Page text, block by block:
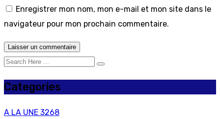
Enregistrer mon nom, mon e-mail et mon site dans le
navigateur pour mon prochain commentaire.
Categories
A LA UNE 3268